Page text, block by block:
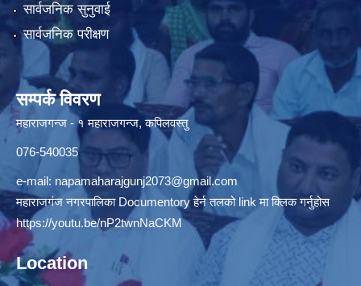
सार्वजनिक सुनुवाई
सार्वजनिक परीक्षण
सम्पर्क विवरण
महाराजगन्ज - १ महाराजगन्ज, कपिलवस्तु
076-540035
e-mail: napamaharajgunj2073@gmail.com
महाराजगंज नगरपालिका Documentory हेर्न तलको link मा क्लिक गर्नुहोस
https://youtu.be/nP2twnNaCKM
Location